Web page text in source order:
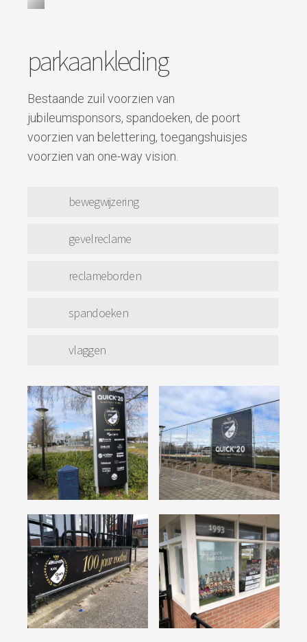
parkaankleding
Bestaande zuil voorzien van
jubileumsponsors, spandoeken, de poort
voorzien van belettering, toegangshuisjes
voorzien van one-way vision.
bewegwijzering
gevelreclame
reclameborden
spandoeken
vlaggen